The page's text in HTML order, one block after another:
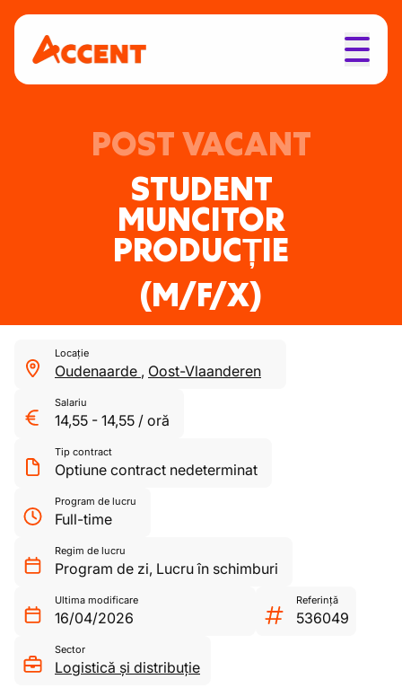
POST VACANT
STUDENT
MUNCITOR
PRODUCȚIE
(M/F/X)
Locație
Oudenaarde , Oost-Vlaanderen
Salariu
14,55 - 14,55 / oră
Tip contract
Optiune contract nedeterminat
Program de lucru
Full-time
Regim de lucru
Program de zi, Lucru în schimburi
Ultima modificare
16/04/2026
Referință
536049
Sector
Logistică și distribuție